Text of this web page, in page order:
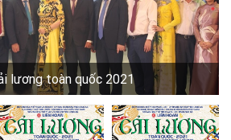
lương toàn quốc 2021